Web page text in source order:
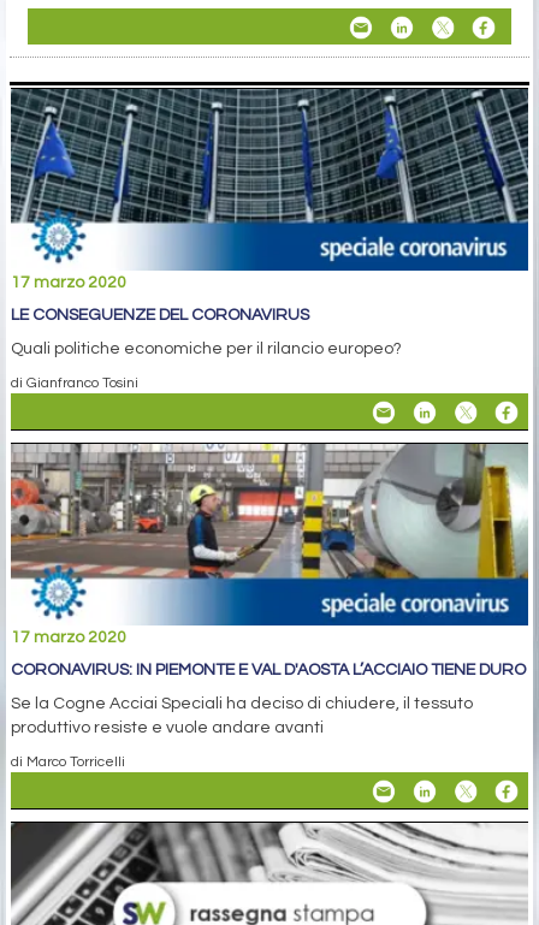
17 marzo 2020
LE CONSEGUENZE DEL CORONAVIRUS
Quali politiche economiche per il rilancio europeo?
di Gianfranco Tosini
17 marzo 2020
CORONAVIRUS: IN PIEMONTE E VAL D'AOSTA L’ACCIAIO TIENE DURO
Se la Cogne Acciai Speciali ha deciso di chiudere, il tessuto
produttivo resiste e vuole andare avanti
di Marco Torricelli